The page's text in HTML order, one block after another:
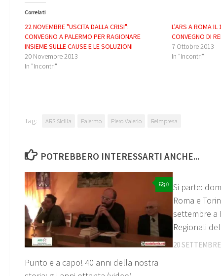
Correlati
22 NOVEMBRE "USCITA DALLA CRISI":
CONVEGNO A PALERMO PER RAGIONARE
INSIEME SULLE CAUSE E LE SOLUZIONI
20 Novembre 2013
In "Incontri"
L'ARS A ROMA IL
CONVEGNO DI
7 Ottobre 2013
In "Incontri"
Tag: ARS Sicilia Palermo Piero Valerio Reimpresa
POTREBBERO INTERESSARTI ANCHE...
0
Punto e a capo! 40 anni della nostra
Si parte:
Roma e
settembre a
Regionali
20